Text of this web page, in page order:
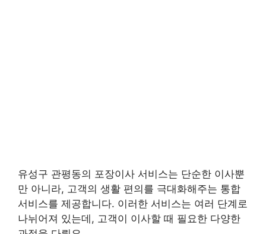
유성구 관평동의 포장이사 서비스는 단순한 이사뿐
만 아니라, 고객의 생활 편의를 극대화해주는 통합
서비스를 제공합니다. 이러한 서비스는 여러 단계로
나뉘어져 있는데, 고객이 이사할 때 필요한 다양한